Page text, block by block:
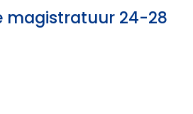
magistratuur 24-28